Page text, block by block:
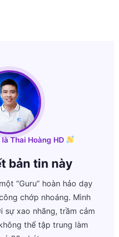
Thai Hoàng HD
bản tin này
“Guru” hoàn hảo dạy
chớp nhoáng. Mình
sự xao nhãng, trầm cảm
thể tập trung làm